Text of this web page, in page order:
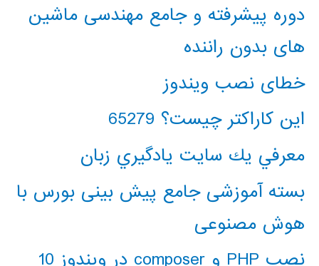
دوره پیشرفته و جامع مهندسی ماشین
های بدون راننده
خطای نصب ویندوز
این کاراکتر چیست؟ 65279
معرفي يك سايت يادگيري زبان
بسته آموزشی جامع پیش بینی بورس با
هوش مصنوعی
نصب PHP و composer در ویندوز 10